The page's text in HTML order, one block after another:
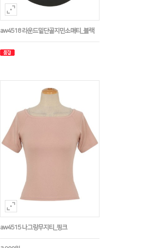
aw4518 라운드밑단골지민소매티_블랙
aw4515 나그랑무지티_핑크